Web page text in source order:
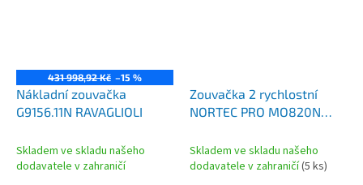
431 998,92 Kč –15 %
Nákladní zouvačka
G9156.11N RAVAGLIOLI
Skladem ve skladu našeho
dodavatele v zahraničí
Zouvačka 2 rychlostní
NORTEC PRO MO820N
Skladem ve skladu našeho
dodavatele v zahraničí(5 ks)